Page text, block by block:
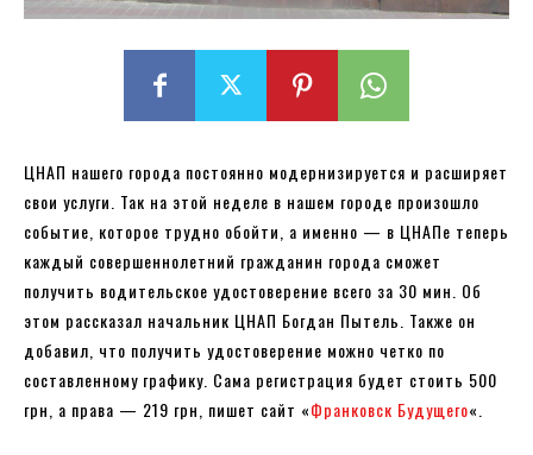
ЦНАП нашего города постоянно модернизируется и расширяет
свои услуги. Так на этой неделе в нашем городе произошло
событие, которое трудно обойти, а именно — в ЦНАПе теперь
каждый совершеннолетний гражданин города сможет
получить водительское удостоверение всего за 30 мин. Об
этом рассказал начальник ЦНАП Богдан Пытель. Также он
добавил, что получить удостоверение можно четко по
составленному графику. Сама регистрация будет стоить 500
грн, а права — 219 грн, пишет сайт «Франковск Будущего«.